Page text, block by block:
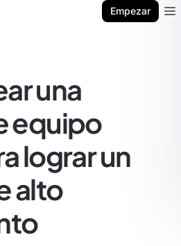
Empezar
una
equipo
lograr un
alto